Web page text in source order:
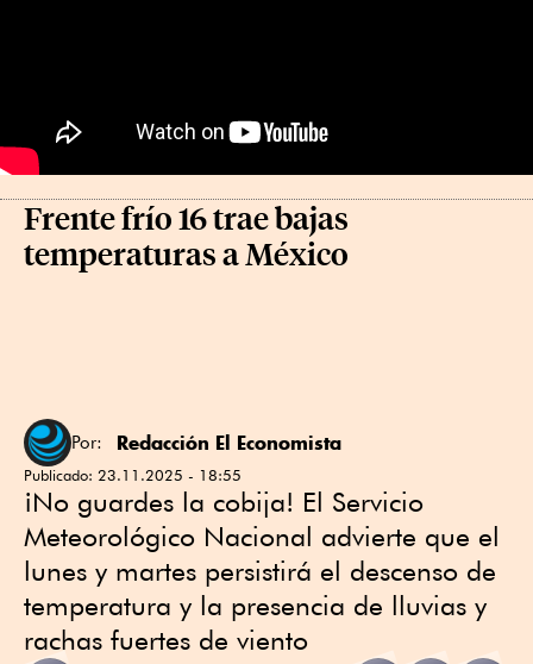
Frente frío 16 trae bajas
temperaturas a México
Por: Redacción El Economista
Publicado: 23.11.2025 - 18:55
¡No guardes la cobija! El Servicio
Meteorológico Nacional advierte que el
lunes y martes persistirá el descenso de
temperatura y la presencia de lluvias y
rachas fuertes de viento